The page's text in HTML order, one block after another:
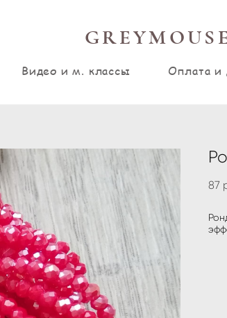
Видео и м. классы Оплата и
87